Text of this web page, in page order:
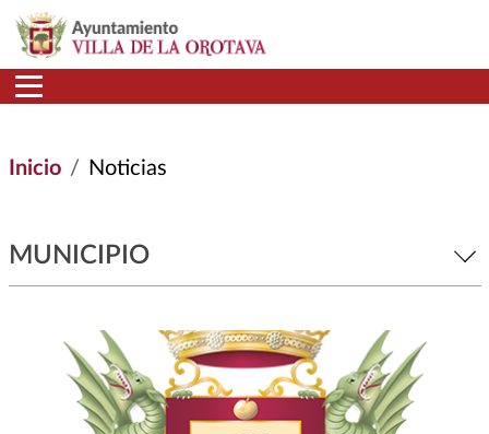
Pasar al contenido principal
Inicio Noticias
MUNICIPIO